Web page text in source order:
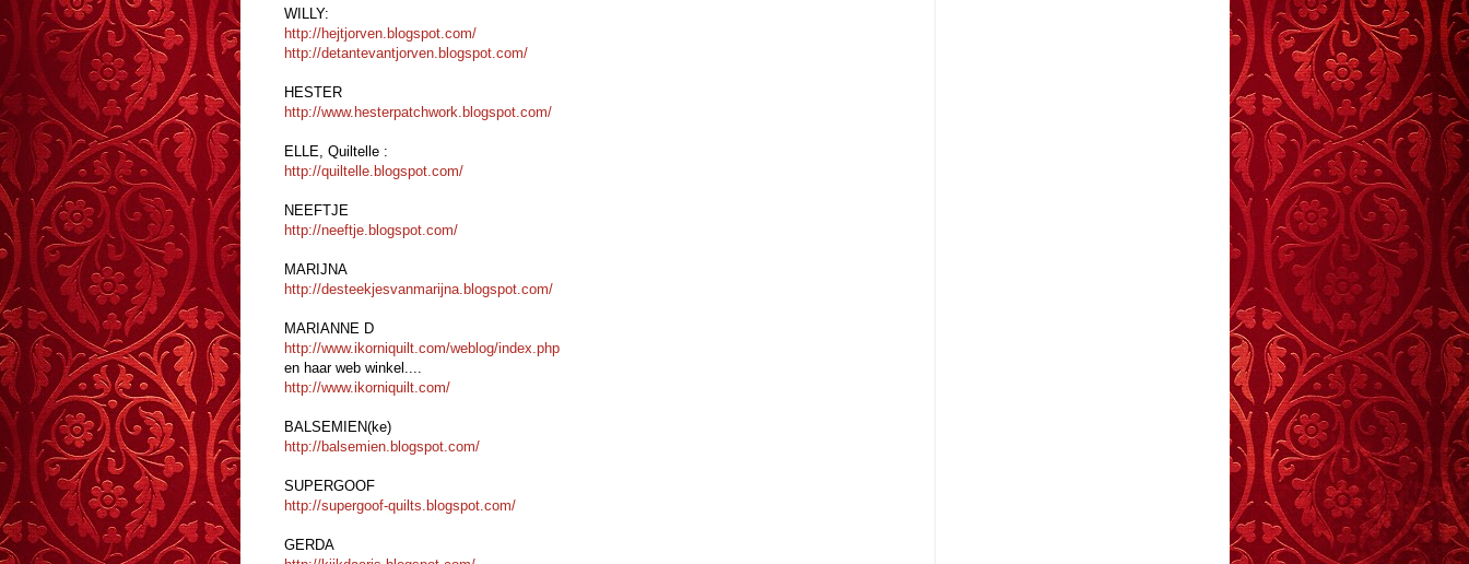
WILLY:
http://hejtjorven.blogspot.com/
http://detantevantjorven.blogspot.com/
HESTER
http://www.hesterpatchwork.blogspot.com/
ELLE, Quiltelle :
http://quiltelle.blogspot.com/
NEEFTJE
http://neeftje.blogspot.com/
MARIJNA
http://desteekjesvanmarijna.blogspot.com/
MARIANNE D
http://www.ikorniquilt.com/weblog/index.php
en haar web winkel....
http://www.ikorniquilt.com/
BALSEMIEN(ke)
http://balsemien.blogspot.com/
SUPERGOOF
http://supergoof-quilts.blogspot.com/
GERDA